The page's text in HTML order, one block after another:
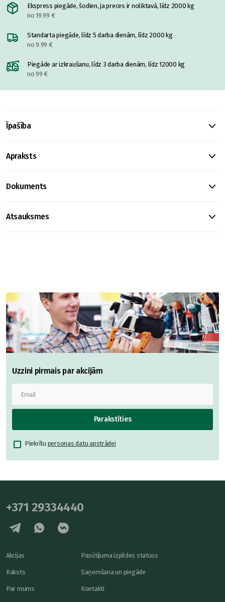
Ekspress piegāde, šodien, ja preces ir noliktavā, līdz 2000 kg
no 19.99 €
Standarta piegāde, līdz 5 darba dienām, līdz 2000 kg
no 9.99 €
Piegāde ar izkraušanu, līdz 3 darba dienām, līdz 12000 kg
no 99 €
Īpašība
Apraksts
Dokuments
Atsauksmes
Uzzini pirmais par akcijām
Parakstīties
Piekrītu personas datu apstrādei
+371 29334440
Akcijas
Raksts
Par mums
Pasūtījuma izpildes statuss
Saņemšana un piegāde
Kontakti